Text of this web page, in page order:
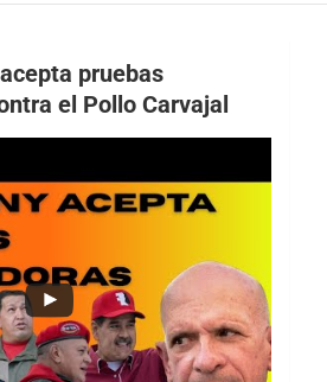
pruebas
el Pollo Carvajal